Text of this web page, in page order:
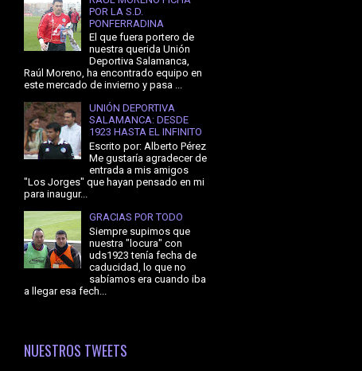
POR LA S.D.
PONFERRADINA
El que fuera portero de
nuestra querida Unión
Deportiva Salamanca,
Raúl Moreno, ha encontrado equipo en
este mercado de invierno y pasa ...
UNIÓN DEPORTIVA
SALAMANCA: DESDE
1923 HASTA EL INFINITO
Escrito por: Alberto Pérez
Me gustaría agradecer de
entrada a mis amigos
"Los Jorges" que hayan pensado en mi
para inaugur...
GRACIAS POR TODO
Siempre supimos que
nuestra "locura" con
uds1923 tenía fecha de
caducidad, lo que no
sabíamos era cuando iba
a llegar esa fech...
NUESTROS TWEETS